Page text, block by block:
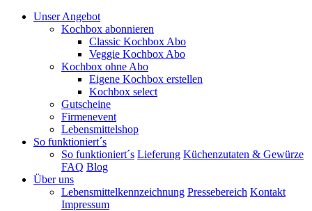
Unser Angebot
Kochbox abonnieren
Classic Kochbox Abo
Veggie Kochbox Abo
Kochbox ohne Abo
Eigene Kochbox erstellen
Kochbox select
Gutscheine
Firmenevent
Lebensmittelshop
So funktioniert´s
So funktioniert´s Lieferung Küchenzutaten & Gewürze
FAQ Blog
Über uns
Lebensmittelkennzeichnung Pressebereich Kontakt
Impressum